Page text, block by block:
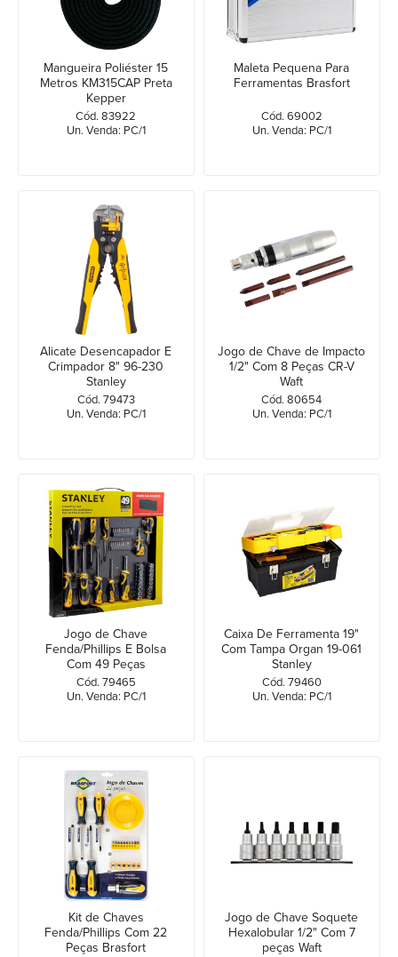
Mangueira Poliéster 15
Metros KM315CAP Preta
Kepper
Cód. 83922
Un. Venda: PC/1
Maleta Pequena Para
Ferramentas Brasfort
Cód. 69002
Un. Venda: PC/1
Alicate Desencapador E
Crimpador 8" 96-230
Stanley
Cód. 79473
Un. Venda: PC/1
Jogo de Chave de Impacto
1/2" Com 8 Peças CR-V
Waft
Cód. 80654
Un. Venda: PC/1
Jogo de Chave
Fenda/Phillips E Bolsa
Com 49 Peças
STHT70887M Stanley
Cód. 79465
Un. Venda: PC/1
Caixa De Ferramenta 19"
Com Tampa Organ 19-061
Stanley
Cód. 79460
Un. Venda: PC/1
Kit de Chaves
Fenda/Phillips Com 22
Peças Brasfort
Jogo de Chave Soquete
Hexalobular 1/2" Com 7
peças Waft